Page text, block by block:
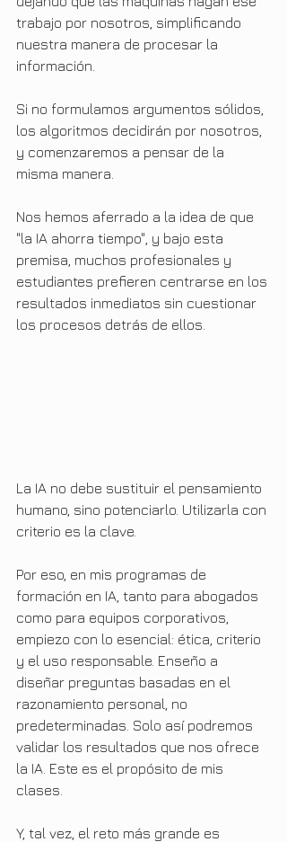
trabajo por nosotros, simplificando
nuestra manera de procesar la
información.
Si no formulamos argumentos sólidos,
los algoritmos decidirán por nosotros,
y comenzaremos a pensar de la
misma manera.
Nos hemos aferrado a la idea de que
"la IA ahorra tiempo", y bajo esta
premisa, muchos profesionales y
estudiantes prefieren centrarse en los
resultados inmediatos sin cuestionar
los procesos detrás de ellos.
La IA no debe sustituir el pensamiento
humano, sino potenciarlo. Utilizarla con
criterio es la clave.
Por eso, en mis programas de
formación en IA, tanto para abogados
como para equipos corporativos,
empiezo con lo esencial: ética, criterio
y el uso responsable. Enseño a
diseñar preguntas basadas en el
razonamiento personal, no
predeterminadas. Solo así podremos
validar los resultados que nos ofrece
la IA. Este es el propósito de mis
clases.
Y, tal vez, el reto más grande es